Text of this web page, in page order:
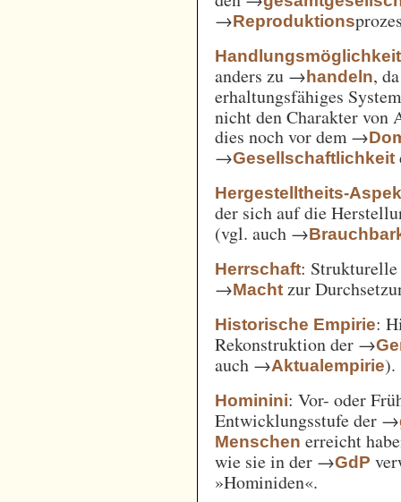
→Reproduktions
Handlungsmöglichkeit
anders zu →handeln,
erhaltungsfähiges
nicht den Charakter von
dies noch vor dem →
→Gesellschaftlichkeit
Hergestelltheits-
der sich auf die
(vgl. auch →
Herrschaft: Strukturelle
→Macht zur
Historische Empirie:
Rekonstruktion der →
auch →Aktualempirie).
Hominini: Vor- oder
Entwicklungsstufe der →
Menschen erreicht
wie sie in der →GdP
»Hominiden«.